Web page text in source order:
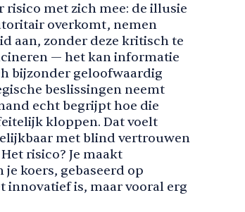
risico met zich mee: de illusie
overkomt, nemen
aan, zonder deze kritisch te
— het kan informatie
bijzonder geloofwaardig
beslissingen neemt
echt begrijpt hoe die
kloppen. Dat voelt
met blind vertrouwen
risico? Je maakt
koers, gebaseerd op
is, maar vooral erg